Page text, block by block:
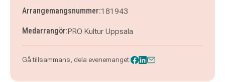
Arrangemangsnummer:181943
Medarrangör:PRO Kultur Uppsala
Gå tillsammans, dela evenemanget: